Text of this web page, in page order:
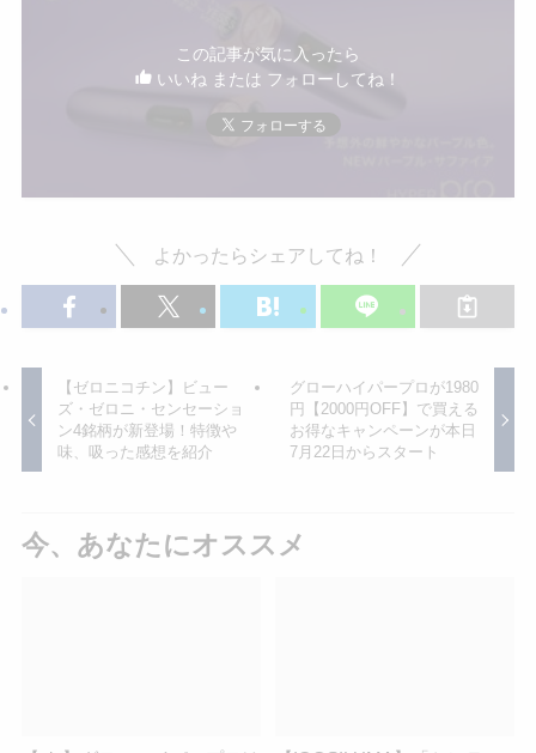
この記事が気に入ったら
いいね または フォローしてね！
よかったらシェアしてね！
【ゼロニコチン】ビュー
ズ・ゼロニ・センセーショ
ン4銘柄が新登場！特徴や
味、吸った感想を紹介
グローハイパープロが1980
円【2000円OFF】で買える
お得なキャンペーンが本日
7月22日からスタート
今、あなたにオススメ